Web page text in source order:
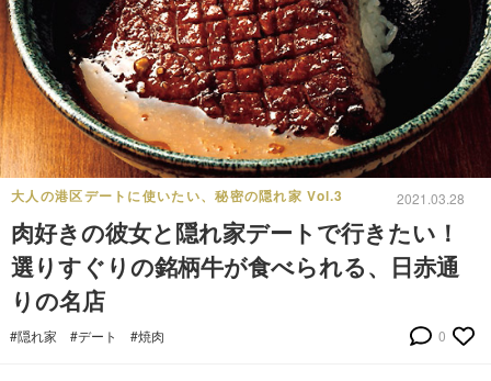
大人の港区デートに使いたい、秘密の隠れ家 Vol.3 2021.03.28
肉好きの彼女と隠れ家デートで行きたい！
選りすぐりの銘柄牛が食べられる、日赤通
りの名店
#隠れ家 #デート #焼肉 0